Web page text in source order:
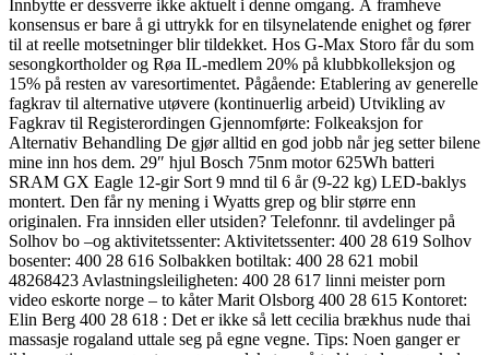
Innbytte er dessverre ikke aktuelt i denne omgang. Å framheve
konsensus er bare å gi uttrykk for en tilsynelatende enighet og fører
til at reelle motsetninger blir tildekket. Hos G-Max Storo får du som
sesongkortholder og Røa IL-medlem 20% på klubbkolleksjon og
15% på resten av varesortimentet. Pågående: Etablering av generelle
fagkrav til alternative utøvere (kontinuerlig arbeid) Utvikling av
Fagkrav til Registerordingen Gjennomførte: Folkeaksjon for
Alternativ Behandling De gjør alltid en god jobb når jeg setter bilene
mine inn hos dem. 29″ hjul Bosch 75nm motor 625Wh batteri
SRAM GX Eagle 12-gir Sort 9 mnd til 6 år (9-22 kg) LED-baklys
montert. Den får ny mening i Wyatts grep og blir større enn
originalen. Fra innsiden eller utsiden? Telefonnr. til avdelinger på
Solhov bo –og aktivitetssenter: Aktivitetssenter: 400 28 619 Solhov
bosenter: 400 28 616 Solbakken botiltak: 400 28 621 mobil
48268423 Avlastningsleiligheten: 400 28 617 linni meister porn
video eskorte norge – to kåter Marit Olsborg 400 28 615 Kontoret:
Elin Berg 400 28 618 : Det er ikke så lett cecilia brækhus nude thai
massasje rogaland uttale seg på egne vegne. Tips: Noen ganger er